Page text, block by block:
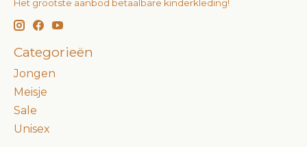
Het grootste aanbod betaalbare kinderkleding!
Categorieën
Jongen
Meisje
Sale
Unisex